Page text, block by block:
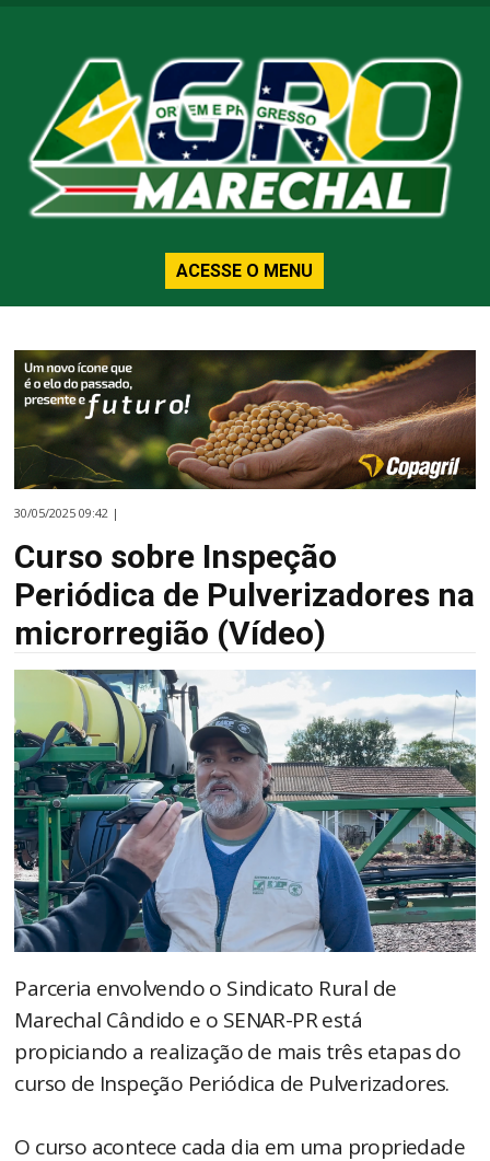
ACESSE O MENU
30/05/2025 09:42 |
Curso sobre Inspeção
Periódica de Pulverizadores na
microrregião (Vídeo)
Parceria envolvendo o Sindicato Rural de
Marechal Cândido e o SENAR-PR está
propiciando a realização de mais três etapas do
curso de Inspeção Periódica de Pulverizadores.
O curso acontece cada dia em uma propriedade